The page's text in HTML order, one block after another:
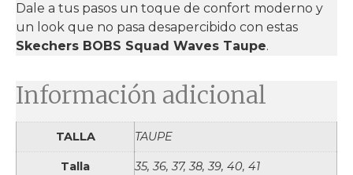
Dale a tus pasos un toque de confort moderno y
un look que no pasa desapercibido con estas
Skechers BOBS Squad Waves Taupe.
Información adicional
TALLA TAUPE
Talla 35, 36, 37, 38, 39, 40, 41